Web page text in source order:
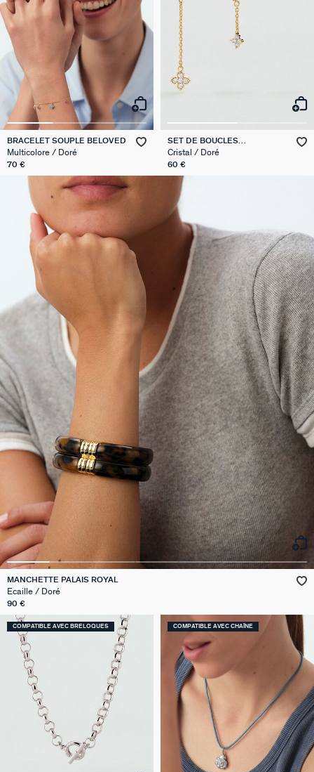
BRACELET SOUPLE BELOVED
Multicolore / Doré
70 €
SET DE BOUCLES
D'OREILLES BELOVED MIX &
MATCH
Cristal / Doré
60 €
MANCHETTE PALAIS ROYAL
Ecaille / Doré
90 €
COMPATIBLE AVEC BRELOQUES COMPATIBLE AVEC CHAÎNE